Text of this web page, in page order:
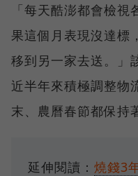
「每天酷澎都會檢
果這個月表現沒達標
移到另一家去送。」
近半年來積極調整物
末、農曆春節都保持
延伸閱讀： 燒錢3